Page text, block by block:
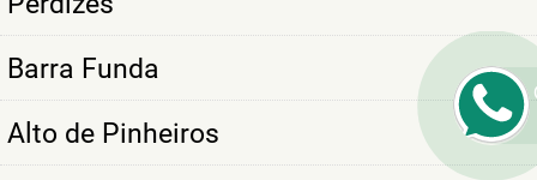
Barra Funda
Alto de Pinheiros